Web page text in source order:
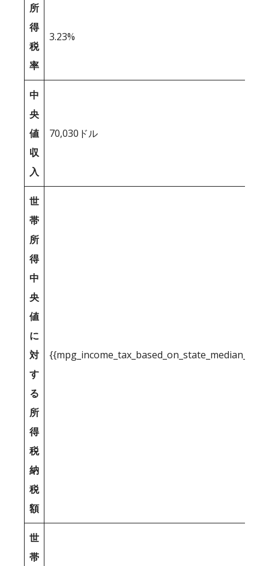
所
得
税
率
3.23%
中
央
値
収
入
70,030ドル
世
帯
所
得
中
央
値
に
対
す
る
所
得
税
納
税
額
世
帯